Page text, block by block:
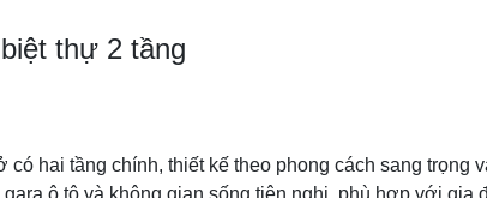
thự 2 tầng
có hai tầng chính, thiết kế theo phong cách sang
ô tô và không gian sống tiện nghi, phù hợp với gia